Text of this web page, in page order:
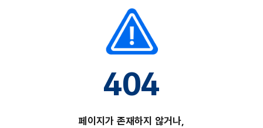
안
전
보
건
공
단
404
페이지가 존재하지 않거나,